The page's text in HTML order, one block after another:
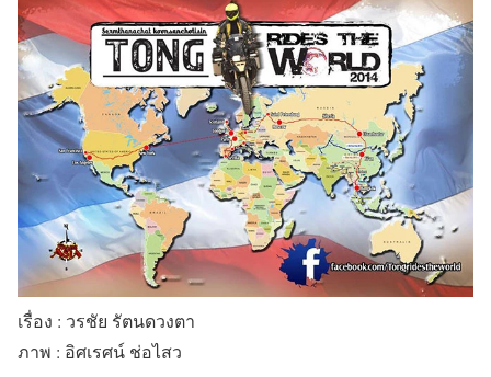
เรื่อง : วรชัย รัตนดวงตา
ภาพ : อิศเรศน์ ช่อไสว